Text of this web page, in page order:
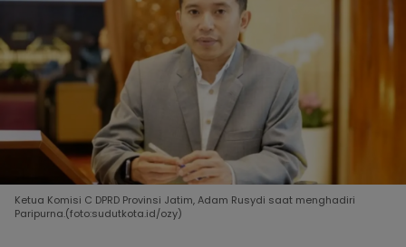
Ketua Komisi C DPRD Provinsi Jatim, Adam Rusydi saat menghadiri
Paripurna.(foto:sudutkota.id/ozy)